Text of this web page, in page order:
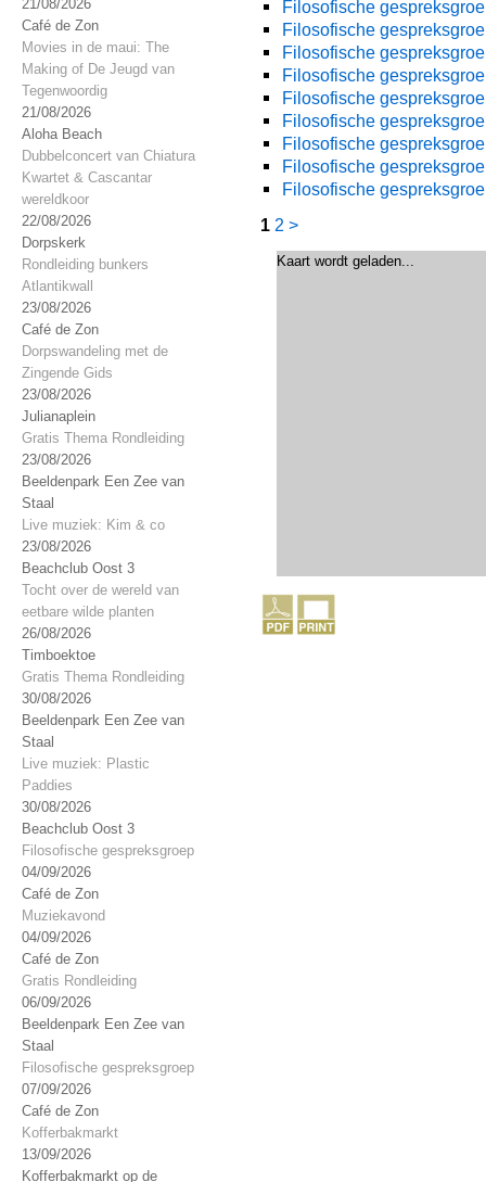
21/08/2026
Café de Zon
Movies in de maui: The
Making of De Jeugd van
Tegenwoordig
21/08/2026
Aloha Beach
Dubbelconcert van Chiatura
Kwartet & Cascantar
wereldkoor
22/08/2026
Dorpskerk
Rondleiding bunkers
Atlantikwall
23/08/2026
Café de Zon
Dorpswandeling met de
Zingende Gids
23/08/2026
Julianaplein
Gratis Thema Rondleiding
23/08/2026
Beeldenpark Een Zee van
Staal
Live muziek: Kim & co
23/08/2026
Beachclub Oost 3
Tocht over de wereld van
eetbare wilde planten
26/08/2026
Timboektoe
Gratis Thema Rondleiding
30/08/2026
Beeldenpark Een Zee van
Staal
Live muziek: Plastic
Paddies
30/08/2026
Beachclub Oost 3
Filosofische gespreksgroep
04/09/2026
Café de Zon
Muziekavond
04/09/2026
Café de Zon
Gratis Rondleiding
06/09/2026
Beeldenpark Een Zee van
Staal
Filosofische gespreksgroep
07/09/2026
Café de Zon
Kofferbakmarkt
13/09/2026
Kofferbakmarkt op de
Filosofische
Filosofische
Filosofische
Filosofische
Filosofische
Filosofische
Filosofische
Filosofische
Filosofische
1 2 >
Kaart wordt geladen...